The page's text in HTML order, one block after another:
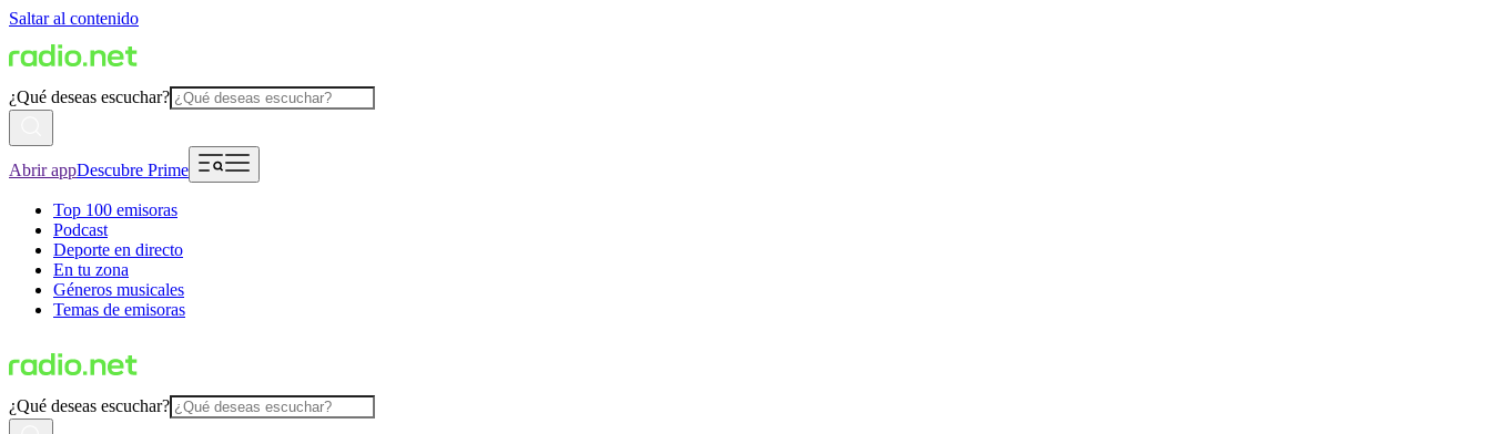
Saltar al contenido
¿Qué deseas escuchar?
Abrir appDescubre Prime
Top 100 emisoras
Podcast
Deporte en directo
En tu zona
Géneros musicales
Temas de emisoras
¿Qué deseas escuchar?